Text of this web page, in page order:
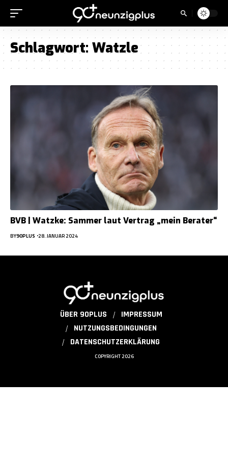
Schlagwort: Watzle
BVB | Watzke: Sammer laut Vertrag „mein Berater“
BY90PLUS 28. JANUAR 2024
ÜBER 90PLUS
IMPRESSUM
NUTZUNGSBEDINGUNGEN
DATENSCHUTZERKLÄRUNG
COPYRIGHT 2026